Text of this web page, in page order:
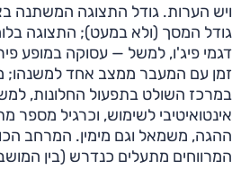
ויש הערות. גודל התצוגה המשתנה
גודל המסך (ולא במעט); התצוגה בלוח
דגמי פיג'ו, למשל — עסוקה במופע
זמן עם המעבר ממצב אחד למשנהו;
במרכז השולט בתפעול החלונות,
אינטואיטיבי לשימוש, וכרגיל מספר
ההגה, משמאל וגם מימין. המרחב
המרווחים מתעלים כנדרש (בין